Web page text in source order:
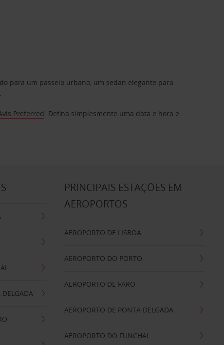
para um passeio urbano, um sedan elegante para
Preferred. Defina simplesmente uma data e hora e
DELGADA
PRINCIPAIS ESTAÇÕES EM
AEROPORTOS
AEROPORTO DE LISBOA
AEROPORTO DO PORTO
AEROPORTO DE FARO
AEROPORTO DE PONTA DELGADA
AEROPORTO DO FUNCHAL